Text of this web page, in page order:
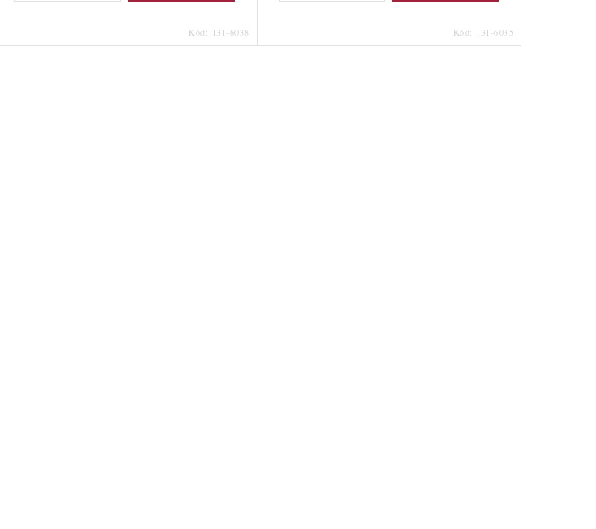
Kód: 131-6038 Kód: 131-6035